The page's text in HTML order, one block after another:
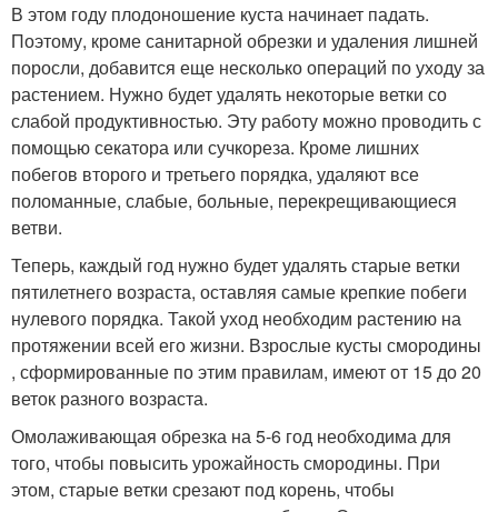
В этом году плодоношение куста начинает падать.
Поэтому, кроме санитарной обрезки и удаления лишней
поросли, добавится еще несколько операций по уходу за
растением. Нужно будет удалять некоторые ветки со
слабой продуктивностью. Эту работу можно проводить с
помощью секатора или сучкореза. Кроме лишних
побегов второго и третьего порядка, удаляют все
поломанные, слабые, больные, перекрещивающиеся
ветви.
Теперь, каждый год нужно будет удалять старые ветки
пятилетнего возраста, оставляя самые крепкие побеги
нулевого порядка. Такой уход необходим растению на
протяжении всей его жизни. Взрослые кусты смородины
, сформированные по этим правилам, имеют от 15 до 20
веток разного возраста.
Омолаживающая обрезка на 5-6 год необходима для
того, чтобы повысить урожайность смородины. При
этом, старые ветки срезают под корень, чтобы